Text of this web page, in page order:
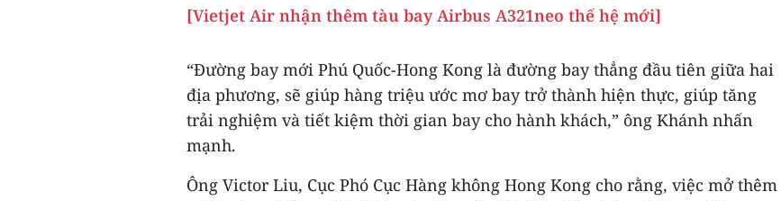
[Vietjet Air nhận thêm tàu bay Airbus A321neo thế hệ mới]
“Đường bay mới Phú Quốc-Hong Kong là đường bay thẳng đầu tiên giữa hai
địa phương, sẽ giúp hàng triệu ước mơ bay trở thành hiện thực, giúp tăng
trải nghiệm và tiết kiệm thời gian bay cho hành khách,” ông Khánh nhấn
mạnh.
Ông Victor Liu, Cục Phó Cục Hàng không Hong Kong cho rằng, việc mở thêm